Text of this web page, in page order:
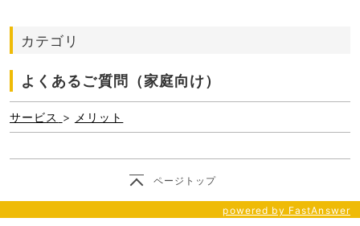
カテゴリ
よくあるご質問（家庭向け）
サービス > メリット
ページトップ
powered by FastAnswer